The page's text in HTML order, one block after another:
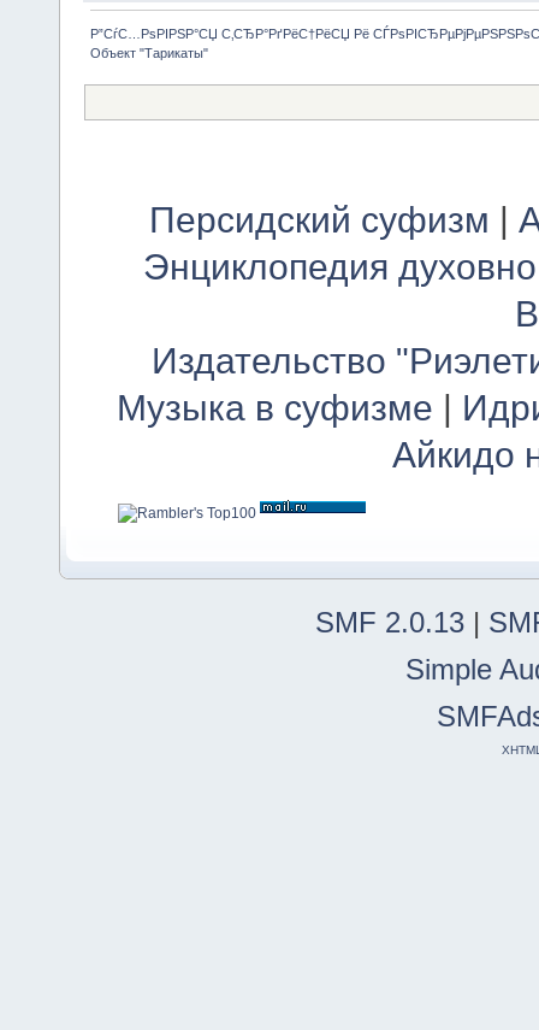
Р”СѓС…РѕРІРЅР°СЏ С‚СЂР°РґРёС†РёСЏ Рё
Объект "Тарикаты"
Персидский суфизм |
Энциклопедия
Издательство
Музыка в суфизме |
Айкидо
SMF 2.0.13 |
Simple